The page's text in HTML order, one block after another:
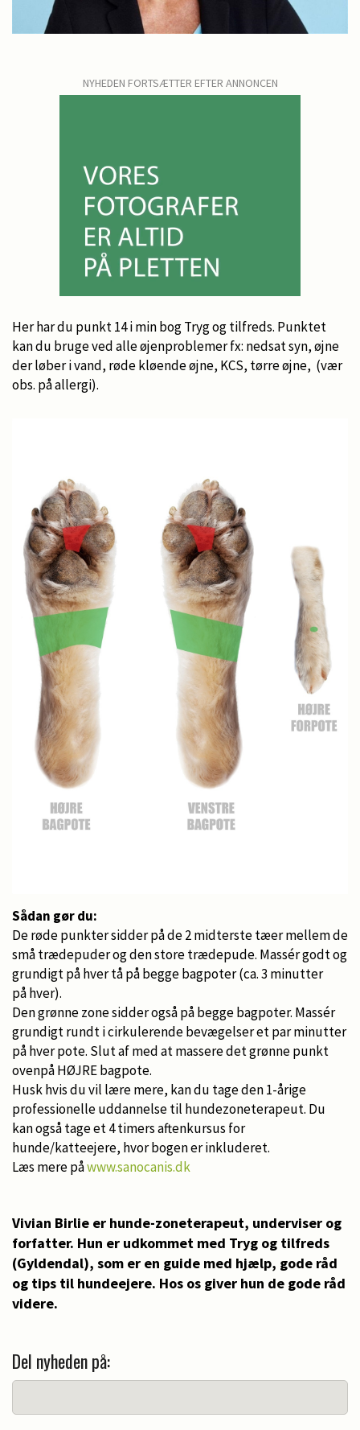
NYHEDEN FORTSÆTTER EFTER ANNONCEN
Her har du punkt 14 i min bog Tryg og tilfreds. Punktet
kan du bruge ved alle øjenproblemer fx: nedsat syn, øjne
der løber i vand, røde kløende øjne, KCS, tørre øjne, (vær
obs. på allergi).
Sådan gør du:
De røde punkter sidder på de 2 midterste tæer mellem de
små trædepuder og den store trædepude. Massér godt og
grundigt på hver tå på begge bagpoter (ca. 3 minutter
på hver).
Den grønne zone sidder også på begge bagpoter. Massér
grundigt rundt i cirkulerende bevægelser et par minutter
på hver pote. Slut af med at massere det grønne punkt
ovenpå HØJRE bagpote.
Husk hvis du vil lære mere, kan du tage den 1-årige
professionelle uddannelse til hundezoneterapeut. Du
kan også tage et 4 timers aftenkursus for
hunde/katteejere, hvor bogen er inkluderet.
Læs mere påwww.sanocanis.dk
Vivian Birlie er hunde-zoneterapeut, underviser og
forfatter. Hun er udkommet med Tryg og tilfreds
(Gyldendal), som er en guide med hjælp, gode råd
og tips til hundeejere. Hos os giver hun de gode råd
videre.
Del nyheden på: